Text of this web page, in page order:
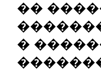
��
�